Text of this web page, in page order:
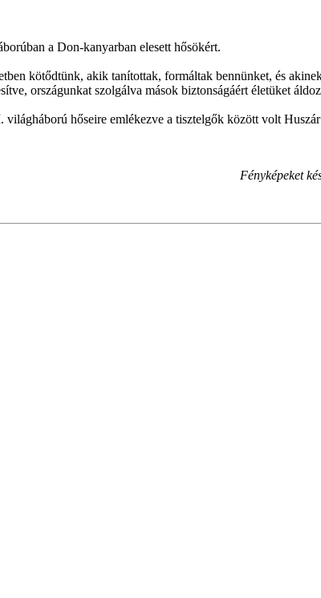
a Don-kanyarban elesett hősökért.
kötődtünk, akik tanítottak, formáltak bennünket, és
országunkat szolgálva mások biztonságáért életüket
hőseire emlékezve a tisztelgők között volt
Fényképeket